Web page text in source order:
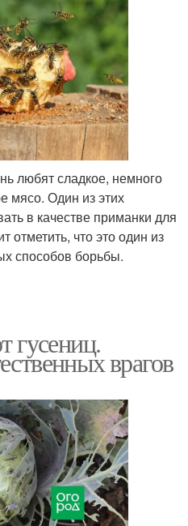
любят сладкое, немного
мясо. Один из этих
в качестве приманки для
отметить, что это один из
способов борьбы.
гусениц.
врагов